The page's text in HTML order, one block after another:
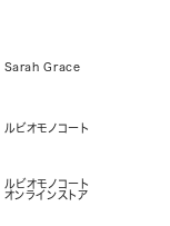
Sarah Grace
ルビオモノコート
ルビオモノコート
オンラインストア